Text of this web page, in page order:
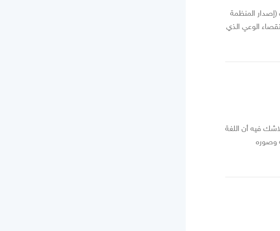
المنظمة
الوعي الذي
فيه أن اللغة
وصوره